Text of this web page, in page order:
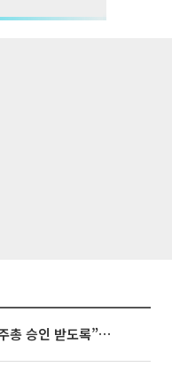
김정관 장관 “반도체 성과급, 주총 승인 받도록”…상법·자본시장법 개정 시사